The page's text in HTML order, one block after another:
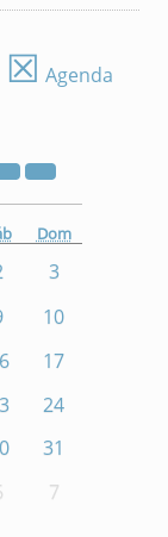
☒ Agenda
Dom
3
10
17
24
31
7